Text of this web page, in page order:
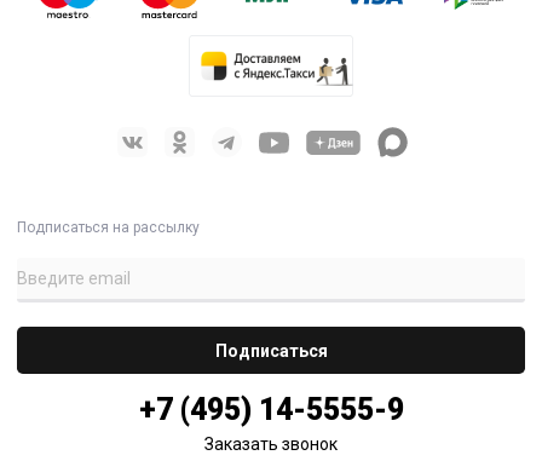
Подписаться на рассылку
+7 (495) 14-5555-9
Заказать звонок